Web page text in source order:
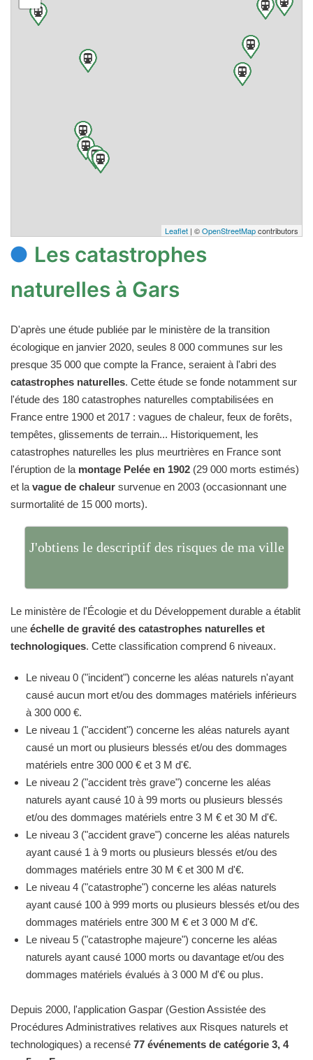
Leaflet | ©OpenStreetMapcontributors
Les catastrophes
naturelles à Gars
D'après une étude publiée par le ministère de la transition
écologique en janvier 2020, seules 8 000 communes sur les
presque 35 000 que compte la France, seraient à l'abri des
catastrophes naturelles. Cette étude se fonde notamment sur
l'étude des 180 catastrophes naturelles comptabilisées en
France entre 1900 et 2017 : vagues de chaleur, feux de forêts,
tempêtes, glissements de terrain... Historiquement, les
catastrophes naturelles les plus meurtrières en France sont
l'éruption de la montage Pelée en 1902 (29 000 morts estimés)
et la vague de chaleur survenue en 2003 (occasionnant une
surmortalité de 15 000 morts).
J'obtiens le descriptif des risques de ma ville
Le ministère de l'Écologie et du Développement durable a établit
une échelle de gravité des catastrophes naturelles et
technologiques. Cette classification comprend 6 niveaux.
Le niveau 0 ("incident") concerne les aléas naturels n'ayant
causé aucun mort et/ou des dommages matériels inférieurs
à 300 000 €.
Le niveau 1 ("accident") concerne les aléas naturels ayant
causé un mort ou plusieurs blessés et/ou des dommages
matériels entre 300 000 € et 3 M d'€.
Le niveau 2 ("accident très grave") concerne les aléas
naturels ayant causé 10 à 99 morts ou plusieurs blessés
et/ou des dommages matériels entre 3 M € et 30 M d'€.
Le niveau 3 ("accident grave") concerne les aléas naturels
ayant causé 1 à 9 morts ou plusieurs blessés et/ou des
dommages matériels entre 30 M € et 300 M d'€.
Le niveau 4 ("catastrophe") concerne les aléas naturels
ayant causé 100 à 999 morts ou plusieurs blessés et/ou des
dommages matériels entre 300 M € et 3 000 M d'€.
Le niveau 5 ("catastrophe majeure") concerne les aléas
naturels ayant causé 1000 morts ou davantage et/ou des
dommages matériels évalués à 3 000 M d'€ ou plus.
Depuis 2000, l'application Gaspar (Gestion Assistée des
Procédures Administratives relatives aux Risques naturels et
technologiques) a recensé 77 événements de catégorie 3, 4